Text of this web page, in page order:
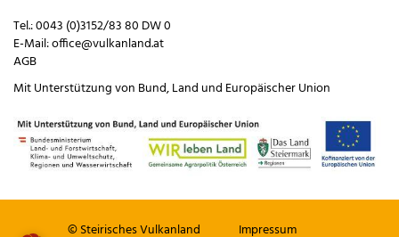
Tel.:0043 (0)3152/83 80 DW 0
E-Mail:office@vulkanland.at
AGB
Mit Unterstützung von Bund,Land und Europäischer Union
© Steirisches Vulkanland Impressum